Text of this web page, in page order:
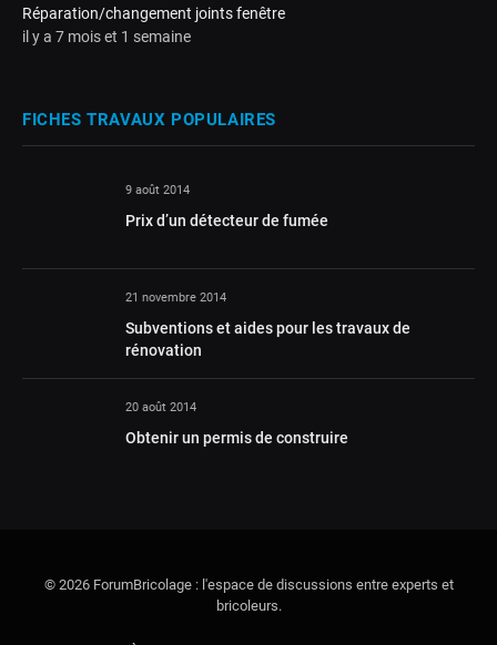
Réparation/changement joints fenêtre
il y a 7 mois et 1 semaine
FICHES TRAVAUX POPULAIRES
9 août 2014
Prix d’un détecteur de fumée
21 novembre 2014
Subventions et aides pour les travaux de
rénovation
20 août 2014
Obtenir un permis de construire
© 2026 ForumBricolage : l'espace de discussions entre experts et
bricoleurs.